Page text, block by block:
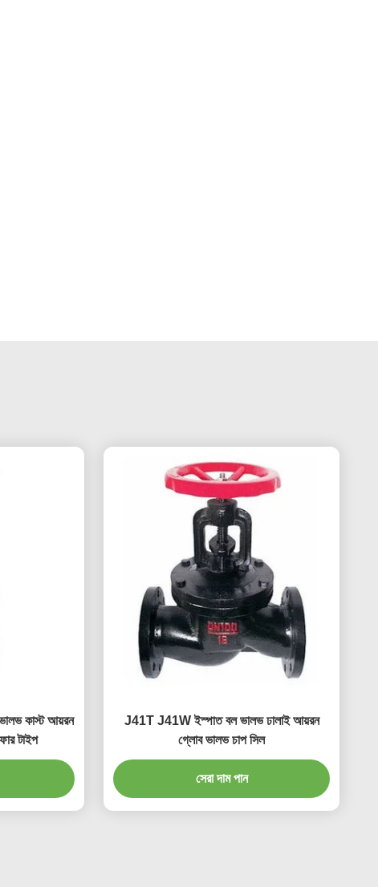
কাস্ট আয়রন
টাইপ
J41T J41W ইস্পাত বল ভালভ ঢালাই আয়রন
গ্লোব ভালভ চাপ সিল
সেরা দাম পান